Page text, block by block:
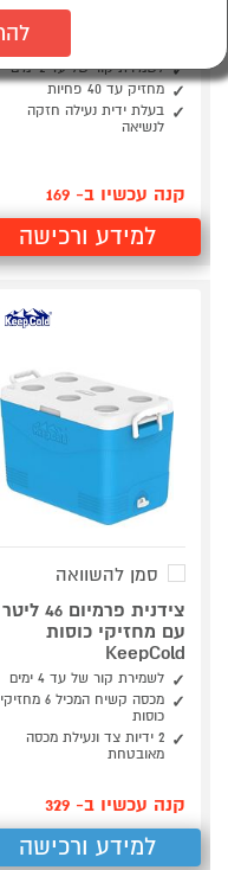
לשמירת קור של עד 2 ימים
מחזיק עד 40 פחיות
בעלת ידית נעילה חזקה
לנשיאה
קנה עכשיו ב- 169
למידע ורכישה
סמן להשוואה
צידנית פרמיום 46 ליטר
עם מחזיקי כוסות
KeepCold
לשמירת קור של עד 4 ימים
מכסה קשיח המכיל 6 מחזיקי
כוסות
2 ידיות צד ונעילת מכסה
מאובטחת
קנה עכשיו ב- 329
למידע ורכישה